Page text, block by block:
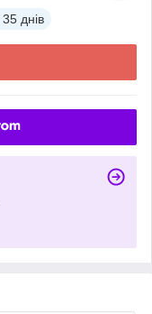
35 днів